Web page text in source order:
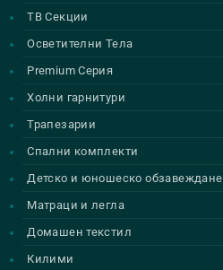
ТВ Секции
Осветителни Тела
Premium Серия
Холни гарнитури
Трапезарии
Спални комплекти
Детско и юношеско обзавеждане
Матраци и легла
Домашен текстил
Килими